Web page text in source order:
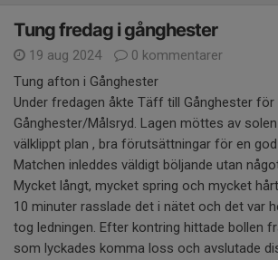
Tung fredag i gånghester
19 aug 2024
0 kommentarer
Tung afton i Gånghester
Under fredagen åkte Täff till Gånghester
Gånghester/Målsryd. Lagen möttes av
välklippt plan , bra förutsättningar för en god
Matchen inleddes väldigt böljande utan
Mycket långt, mycket spring och mycket
10 minuter rasslade det i nätet och det var
tog ledningen. Efter kontring hittade bollen
som lyckades komma loss och avslutade